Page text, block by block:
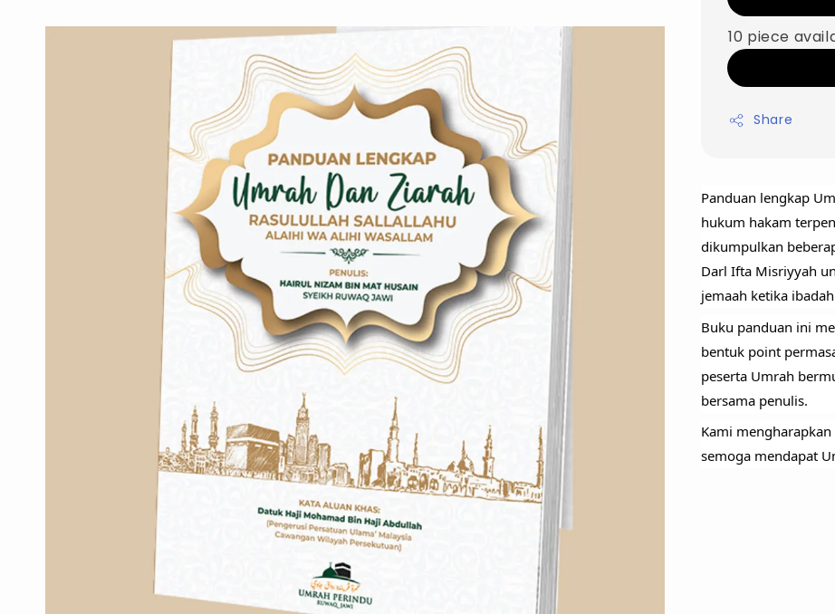
10 piece
Share
Panduan lengkap
hukum hakam
dikumpulkan
Darl Ifta Misriyyah
jemaah ketika
Buku panduan ini
bentuk point
peserta Umrah
bersama penulis.
Kami
semoga mendapat